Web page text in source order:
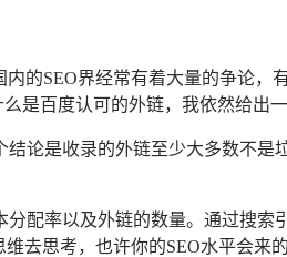
的SEO界经常有着大量的争论，
是百度认可的外链，我依然给出一
论是收录的外链至少大多数不是
配率以及外链的数量。通过搜索
去思考，也许你的SEO水平会来